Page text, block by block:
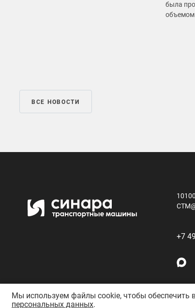
была
объемом
ВСЕ НОВОСТИ
+7
Мы используем файлы cookie, чтобы обеспечить
персональных данных.